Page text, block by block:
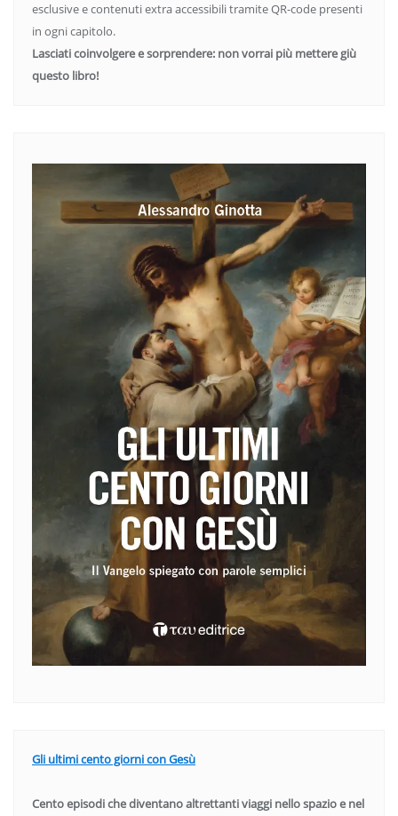
esclusive e contenuti extra accessibili tramite QR-code presenti
in ogni capitolo.
Lasciati coinvolgere e sorprendere: non vorrai più mettere giù
questo libro!
Gli ultimi cento giorni con Gesù
Cento episodi che diventano altrettanti viaggi nello spazio e nel